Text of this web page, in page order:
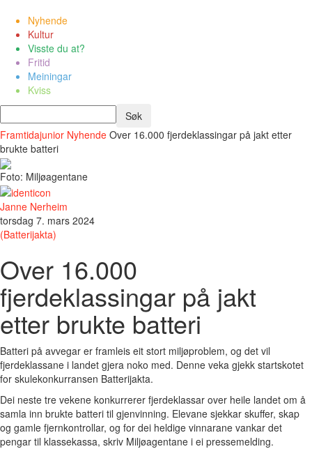
Nyhende
Kultur
Visste du at?
Fritid
Meiningar
Kviss
Framtidajunior Nyhende Over 16.000 fjerdeklassingar på jakt etter
brukte batteri
Foto: Miljøagentane
Janne Nerheim
torsdag 7. mars 2024
(Batterijakta)
Over 16.000
fjerdeklassingar på jakt
etter brukte batteri
Batteri på avvegar er framleis eit stort miljøproblem, og det vil
fjerdeklassane i landet gjera noko med. Denne veka gjekk startskotet
for skulekonkurransen Batterijakta.
Dei neste tre vekene konkurrerer fjerdeklassar over heile landet om å
samla inn brukte batteri til gjenvinning. Elevane sjekkar skuffer, skap
og gamle fjernkontrollar, og for dei heldige vinnarane vankar det
pengar til klassekassa, skriv Miljøagentane i ei pressemelding.